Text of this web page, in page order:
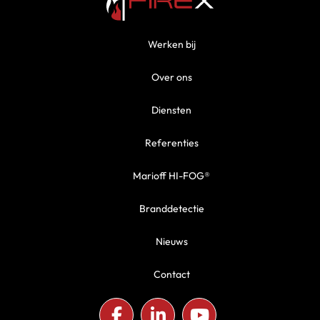
Werken bij
Over ons
Diensten
Referenties
Marioff HI-FOG®
Branddetectie
Nieuws
Contact